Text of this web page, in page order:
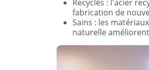
Recyclés : l'acier
fabrication de
Sains : les
naturelle